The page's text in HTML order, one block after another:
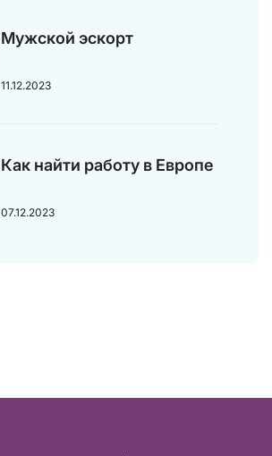
Мужской эскорт
11.12.2023
Как найти работу в Европе
07.12.2023